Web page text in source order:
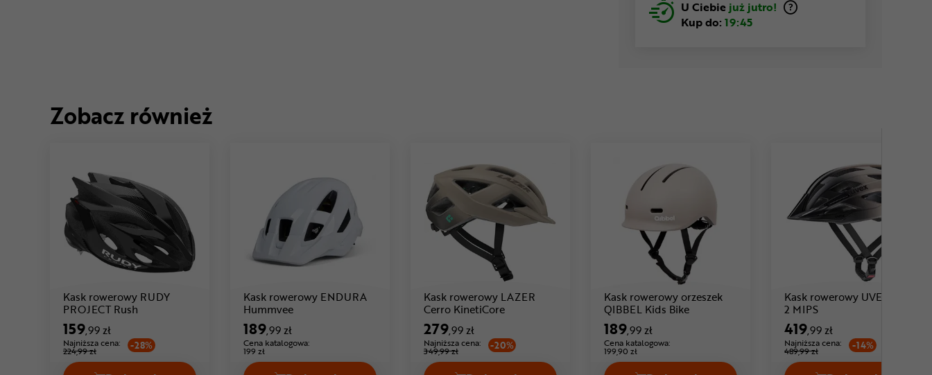
U Ciebie już jutro!
Kup do: 19:45
Zobacz również
Kask rowerowy RUDY
PROJECT Rush
159,99 zł
Najniższa cena:
224,99 zł -28%
Kask rowerowy ENDURA
Hummvee
189,99 zł
Cena katalogowa:
199 zł
Kask rowerowy LAZER
Cerro KinetiCore
279,99 zł
Najniższa cena:
349,99 zł -20%
Kask rowerowy orzeszek
QIBBEL Kids Bike
189,99 zł
Cena katalogowa:
199,90 zł
Kask rowerowy UVEX I-vo
2 MIPS
419,99 zł
Najniższa cena:
489,99 zł -14%